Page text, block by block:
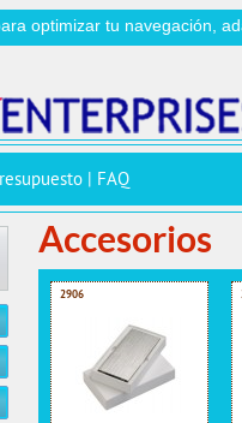
optimizar tu navegación,
FAQ
Accesorios
2906